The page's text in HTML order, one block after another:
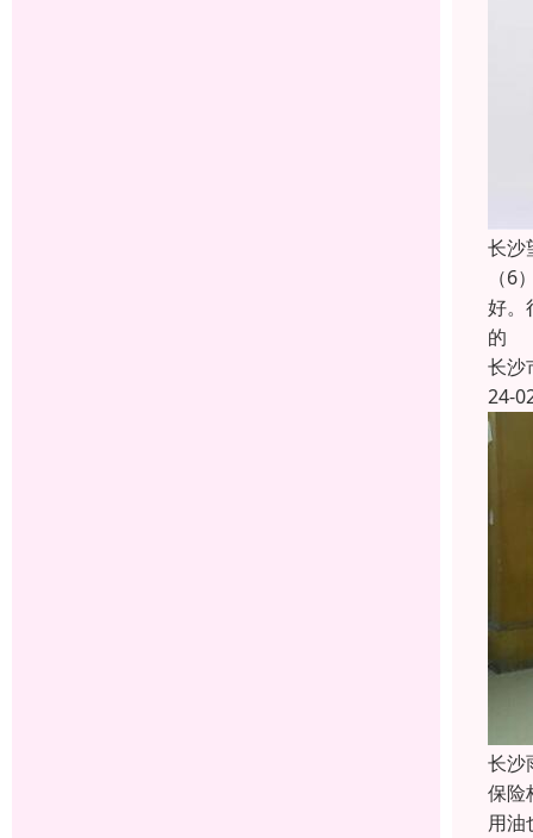
长沙
（
好。
的
长沙
24-
长沙
保险
用油